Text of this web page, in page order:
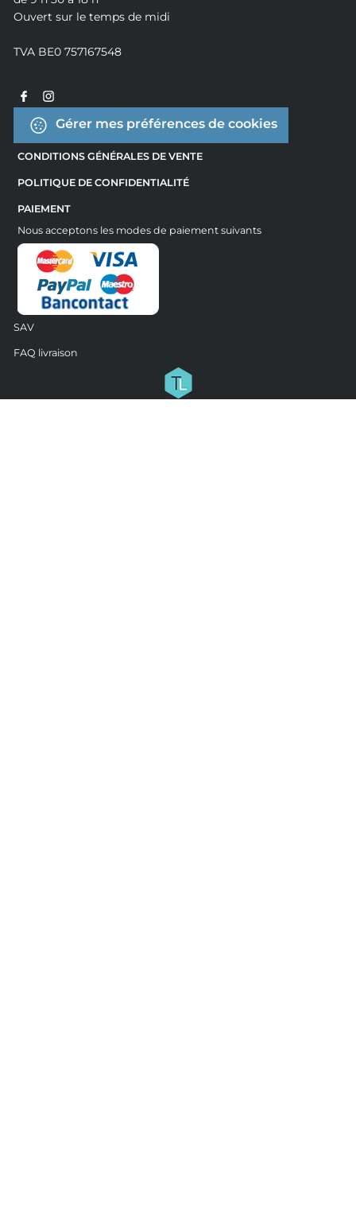
Ouvert sur le temps de midi
TVA BE0 757167548
Gérer mes préférences de cookies
CONDITIONS GÉNÉRALES DE VENTE
POLITIQUE DE CONFIDENTIALITÉ
PAIEMENT
Nous acceptons les modes de paiement suivants
SAV
FAQ livraison